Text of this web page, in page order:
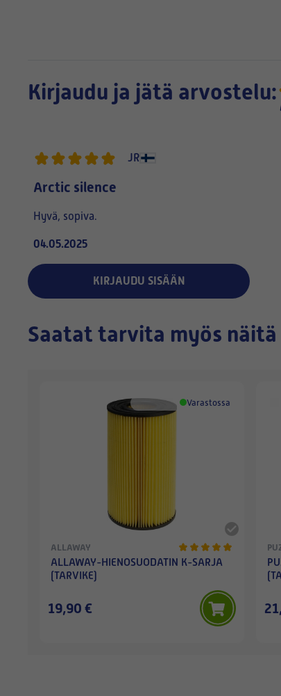
Kirjaudu ja jätä arvostelu:
JR
Arctic silence
Hyvä, sopiva.
04.05.2025
KIRJAUDU SISÄÄN
Saatat tarvita myös näitä
Varastossa
ALLAWAY
ALLAWAY-HIENOSUODATIN K-SARJA
(TARVIKE)
19,90 €